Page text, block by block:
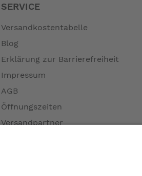
SERVICE
Versandkostentabelle
Blog
Erklärung zur Barrierefreiheit
Impressum
AGB
Öffnungszeiten
Versandpartner